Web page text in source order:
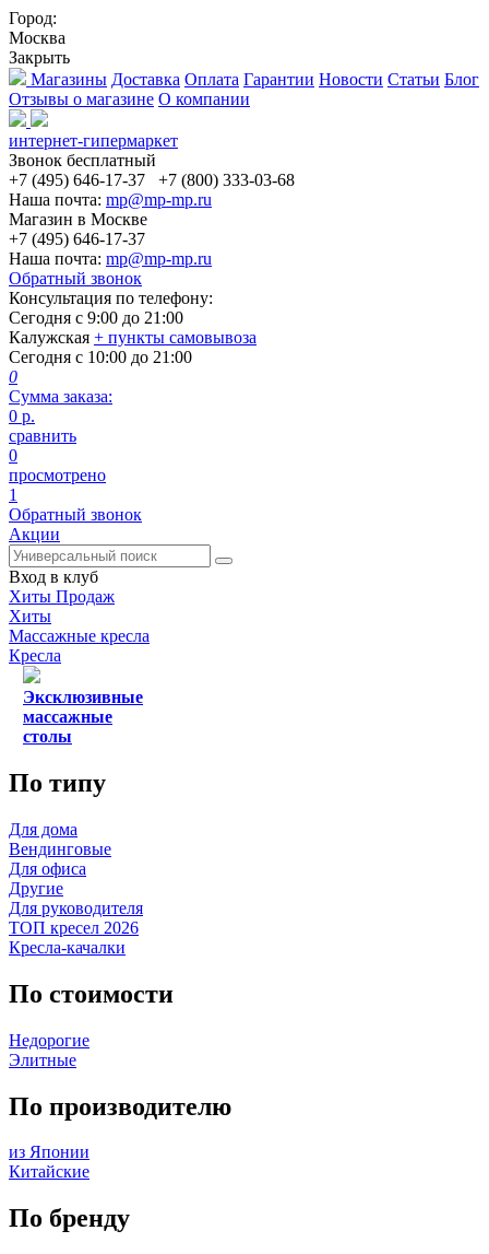
Город:
Москва
Закрыть
Магазины Доставка Оплата Гарантии Новости Статьи Блог
Отзывы о магазине О компании
интернет-гипермаркет
Звонок бесплатный
+7 (495) 646-17-37
+7 (800) 333-03-68
Наша почта: mp@mp-mp.ru
Магазин в Москве
+7 (495) 646-17-37
Наша почта: mp@mp-mp.ru
Обратный звонок
Консультация по телефону:
Сегодня с 9:00 до 21:00
Калужская + пункты самовывоза
Сегодня с 10:00 до 21:00
0
Сумма заказа:
0 р.
сравнить
0
просмотрено
1
Обратный звонок
Акции
Вход в клуб
Хиты Продаж
Хиты
Массажные кресла
Кресла
Эксклюзивные
массажные
столы
По типу
Для дома
Вендинговые
Для офиса
Другие
Для руководителя
ТОП кресел 2026
Кресла-качалки
По стоимости
Недорогие
Элитные
По производителю
из Японии
Китайские
По бренду